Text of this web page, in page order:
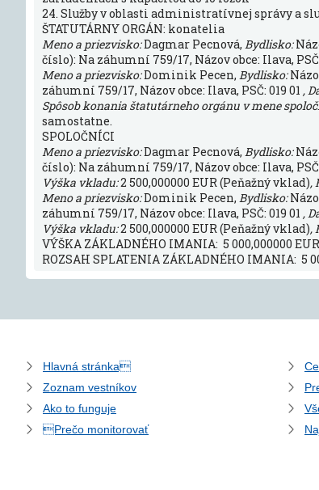
24. Služby v oblasti administratívnej správy a
ŠTATUTÁRNY ORGÁN: konatelia
Meno a priezvisko:Dagmar Pecnová, Bydlisko:
číslo): Na záhumní 759/17, Názov obce: Ilava, PSČ:
Meno a priezvisko:Dominik Pecen, Bydlisko:
záhumní 759/17, Názov obce: Ilava, PSČ: 019 01 ,
Spôsob konania štatutárneho orgánu v mene
samostatne.
SPOLOČNÍCI
Meno a priezvisko:Dagmar Pecnová, Bydlisko:
číslo): Na záhumní 759/17, Názov obce: Ilava, PSČ:
Výška vkladu:2 500,000000 EUR (Peňažný vklad),
Meno a priezvisko:Dominik Pecen, Bydlisko:
záhumní 759/17, Názov obce: Ilava, PSČ: 019 01 ,
Výška vkladu:2 500,000000 EUR (Peňažný vklad),
VÝŠKA ZÁKLADNÉHO IMANIA: 5 000,000000 EUR
ROZSAH SPLATENIA ZÁKLADNÉHO IMANIA: 5
Hlavná stránka
Zoznam vestníkov
Ako to funguje
Prečo monitorovať